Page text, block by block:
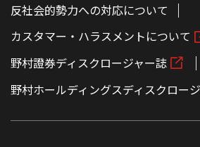
反社会的勢力への対応について
カスタマー・ハラスメントについて
野村證券ディスクロージャー誌
野村ホールディングスディスクロー